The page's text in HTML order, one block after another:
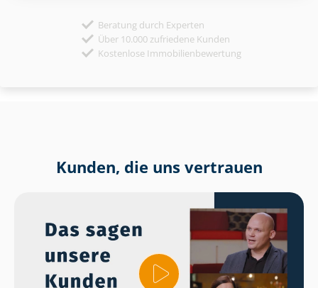
Beratung durch Experten
Über 10.000 zufriedene Kunden
Kostenlose Immobilienbewertung
Kunden, die uns vertrauen